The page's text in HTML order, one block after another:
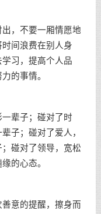
，不要一厢情愿地
间浪费在别人身
学习，提高个人品
的事情。
辈子；碰对了时
子；碰对了爱人，
碰对了领导，宽松
的心态。
意的提醒，擦身而